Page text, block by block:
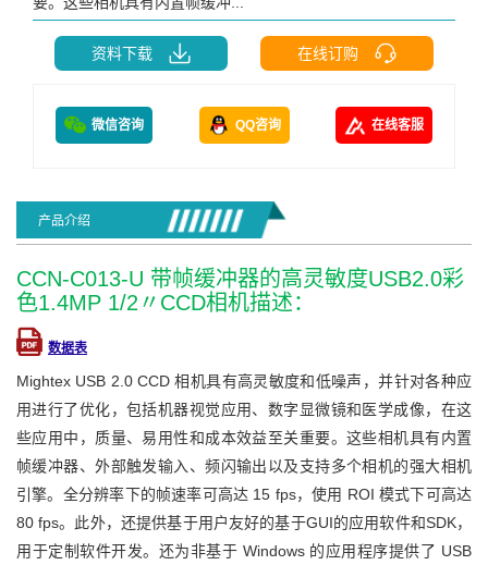
资料下载 在线订购
微信咨询 QQ咨询 在线客服
产品介绍
CCN-C013-U 带帧缓冲器的高灵敏度USB2.0彩
色1.4MP 1/2〃CCD相机描述：
数据表
Mightex USB 2.0 CCD 相机具有高灵敏度和低噪声，并针对各种应
用进行了优化，包括机器视觉应用、数字显微镜和医学成像，在这
些应用中，质量、易用性和成本效益至关重要。这些相机具有内置
帧缓冲器、外部触发输入、频闪输出以及支持多个相机的强大相机
引擎。全分辨率下的帧速率可高达 15 fps，使用 ROI 模式下可高达
80 fps。此外，还提供基于用户友好的基于GUI的应用软件和SDK，
用于定制软件开发。还为非基于 Windows 的应用程序提供了 USB